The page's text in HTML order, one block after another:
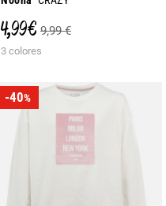
4,99 € 9,99 €
3 colores
-40%